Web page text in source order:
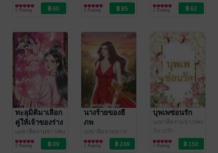
พะงา/ เมฆสีคราม
ขาว
นิยายรักจีนโบราณ
1 Rating
ครามขาว
1 Rating
ครามขาว
1 Rating
ทะลุมิติมาเลือก
คู่ให้เจ้าของร่าง
เล่ม 1
เมฆาสีครามขาว/พง
พะงา/ เมฆสีคราม
ขาว
นิยายรักจีนโบราณ
2 Rating
นางร้ายของธี
ภพ
เมฆาสีครามขาว/
นงพะงา
/ เมฆสี
ครามขาว
นิยายรัก
1 Rating
บุพเพซ่อนรัก
เมฆาสีครามขาว/พง
พะงา / เมฆสีคราม
ขาว
นิยายรัก
1 Rating